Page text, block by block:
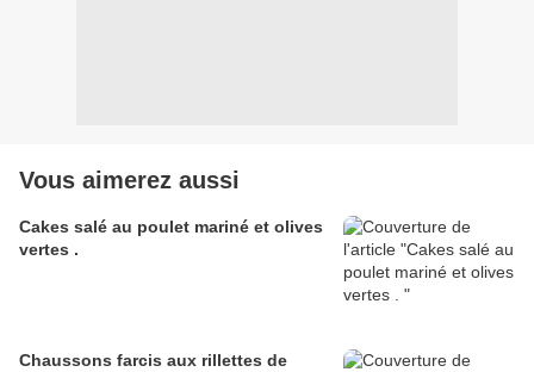
Vous aimerez aussi
Cakes salé au poulet mariné et olives
vertes .
Chaussons farcis aux rillettes de